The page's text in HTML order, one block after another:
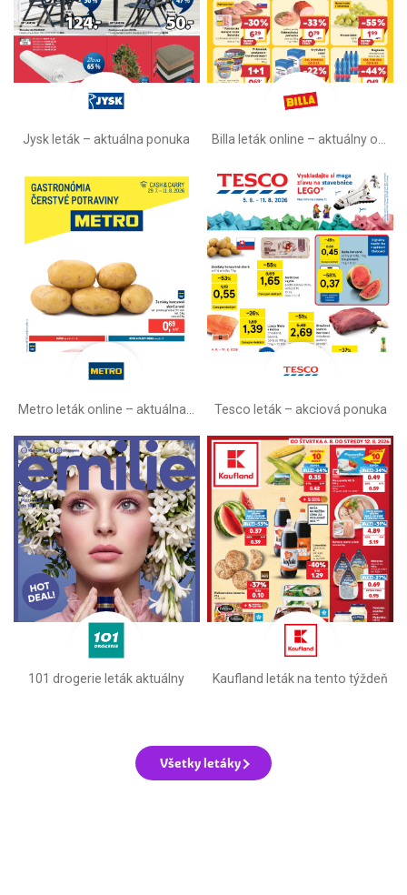
Jysk leták – aktuálna ponuka Billa leták online –⁠ aktuálny od stredy
Tesco leták – akciová ponuka
101 drogerie leták aktuálny Kaufland leták na tento týždeň
Všetky letáky